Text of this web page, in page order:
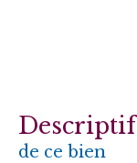
descriptif
de ce bien